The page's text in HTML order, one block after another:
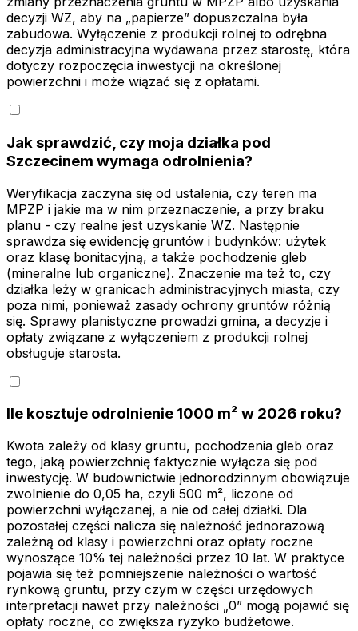
decyzji WZ, aby na „papierze” dopuszczalna była
zabudowa. Wyłączenie z produkcji rolnej to odrębna
decyzja administracyjna wydawana przez starostę, która
dotyczy rozpoczęcia inwestycji na określonej
powierzchni i może wiązać się z opłatami.
Jak sprawdzić, czy moja działka pod
Szczecinem wymaga odrolnienia?
Weryfikacja zaczyna się od ustalenia, czy teren ma
MPZP i jakie ma w nim przeznaczenie, a przy braku
planu - czy realne jest uzyskanie WZ. Następnie
sprawdza się ewidencję gruntów i budynków: użytek
oraz klasę bonitacyjną, a także pochodzenie gleb
(mineralne lub organiczne). Znaczenie ma też to, czy
działka leży w granicach administracyjnych miasta, czy
poza nimi, ponieważ zasady ochrony gruntów różnią
się. Sprawy planistyczne prowadzi gmina, a decyzje i
opłaty związane z wyłączeniem z produkcji rolnej
obsługuje starosta.
Ile kosztuje odrolnienie 1000 m² w 2026 roku?
Kwota zależy od klasy gruntu, pochodzenia gleb oraz
tego, jaką powierzchnię faktycznie wyłącza się pod
inwestycję. W budownictwie jednorodzinnym obowiązuje
zwolnienie do 0,05 ha, czyli 500 m², liczone od
powierzchni wyłączanej, a nie od całej działki. Dla
pozostałej części nalicza się należność jednorazową
zależną od klasy i powierzchni oraz opłaty roczne
wynoszące 10% tej należności przez 10 lat. W praktyce
pojawia się też pomniejszenie należności o wartość
rynkową gruntu, przy czym w części urzędowych
interpretacji nawet przy należności „0” mogą pojawić się
opłaty roczne, co zwiększa ryzyko budżetowe.